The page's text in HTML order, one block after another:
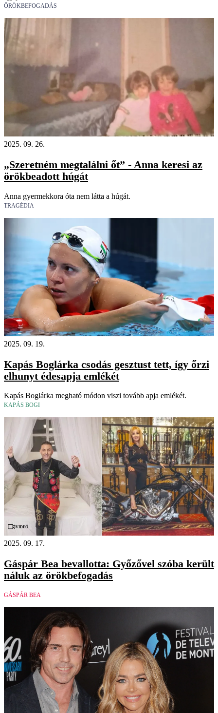
ÖRÖKBEFOGADÁS
2025. 09. 26.
„Szeretném megtalálni őt” - Anna keresi az
örökbeadott húgát
Anna gyermekkora óta nem látta a húgát.
TRAGÉDIA
2025. 09. 19.
Kapás Boglárka csodás gesztust tett, így őrzi
elhunyt édesapja emlékét
Kapás Boglárka megható módon viszi tovább apja emlékét.
KAPÁS BOGI
Videó
2025. 09. 17.
Gáspár Bea bevallotta: Győzővel szóba került
náluk az örökbefogadás
GÁSPÁR BEA